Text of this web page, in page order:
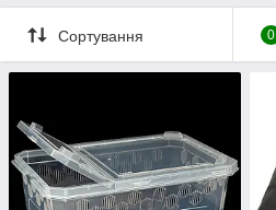
(равликів та
екзотів)Сортування 0